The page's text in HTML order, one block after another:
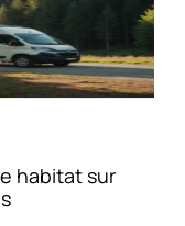
habitat sur